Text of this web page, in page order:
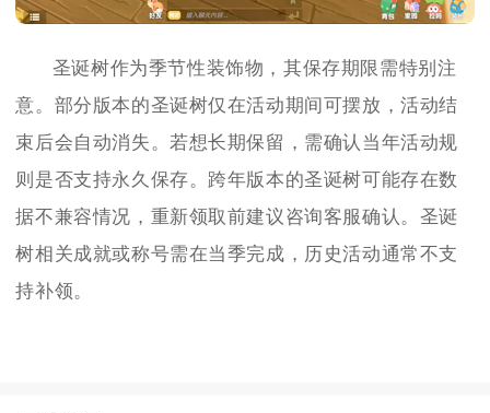
圣诞树作为季节性装饰物，其保存期限需特别注
意。部分版本的圣诞树仅在活动期间可摆放，活动结
束后会自动消失。若想长期保留，需确认当年活动规
则是否支持永久保存。跨年版本的圣诞树可能存在数
据不兼容情况，重新领取前建议咨询客服确认。圣诞
树相关成就或称号需在当季完成，历史活动通常不支
持补领。